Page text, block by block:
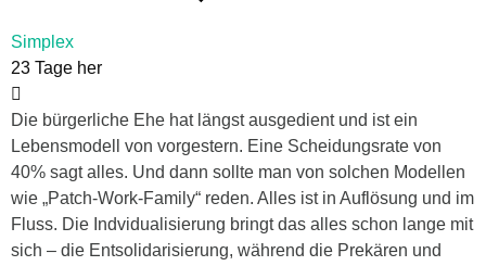
Simplex
23 Tage her
Die bürgerliche Ehe hat längst ausgedient und ist ein
Lebensmodell von vorgestern. Eine Scheidungsrate von
40% sagt alles. Und dann sollte man von solchen Modellen
wie „Patch-Work-Family“ reden. Alles ist in Auflösung und im
Fluss. Die Indvidualisierung bringt das alles schon lange mit
sich – die Entsolidarisierung, während die Prekären und